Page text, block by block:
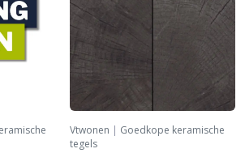
Vtwonen | Goedkope keramische
tegels